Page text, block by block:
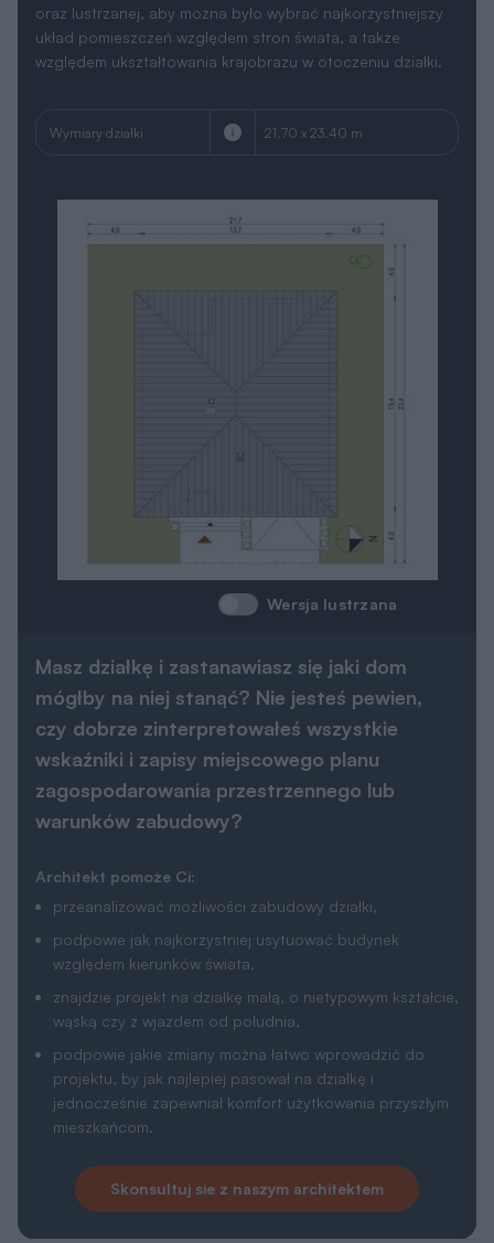
oraz lustrzanej, aby można było wybrać najkorzystniejszy
układ pomieszczeń względem stron świata, a także
względem ukształtowania krajobrazu w otoczeniu działki.
Wymiary działki 21.70 x 23.40 m
Wersja lustrzana
Masz działkę i zastanawiasz się jaki dom
mógłby na niej stanąć? Nie jesteś pewien,
czy dobrze zinterpretowałeś wszystkie
wskaźniki i zapisy miejscowego planu
zagospodarowania przestrzennego lub
warunków zabudowy?
Architekt pomoże Ci:
przeanalizować możliwości zabudowy działki,
podpowie jak najkorzystniej usytuować budynek
względem kierunków świata,
znajdzie projekt na działkę małą, o nietypowym kształcie,
wąską czy z wjazdem od południa,
podpowie jakie zmiany można łatwo wprowadzić do
projektu, by jak najlepiej pasował na działkę i
jednocześnie zapewniał komfort użytkowania przyszłym
mieszkańcom.
Skonsultuj sie z naszym architektem